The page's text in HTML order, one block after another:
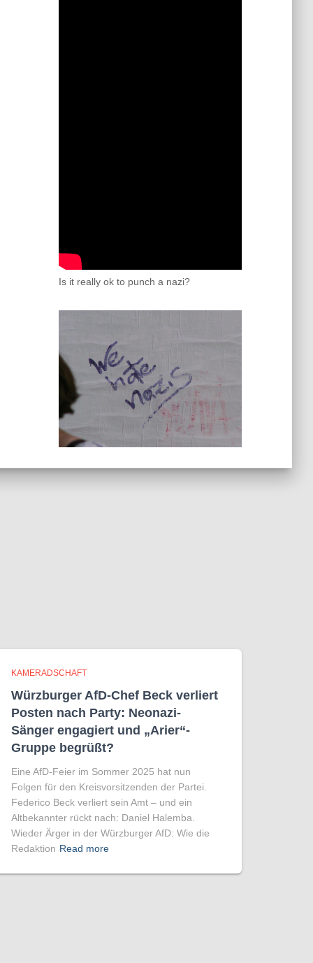
Is it really ok to punch a nazi?
KAMERADSCHAFT
Würzburger AfD-Chef Beck verliert
Posten nach Party: Neonazi-
Sänger engagiert und „Arier“-
Gruppe begrüßt?
Eine AfD-Feier im Sommer 2025 hat nun
Folgen für den Kreisvorsitzenden der Partei.
Federico Beck verliert sein Amt – und ein
Altbekannter rückt nach: Daniel Halemba.
Wieder Ärger in der Würzburger AfD: Wie die
Redaktion Read more